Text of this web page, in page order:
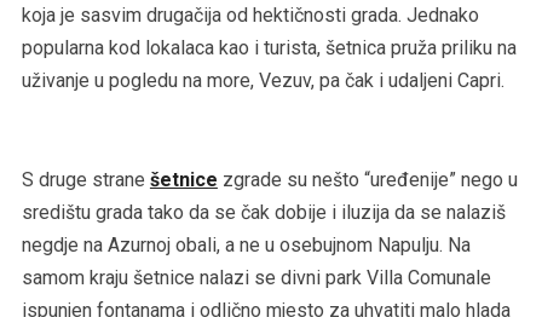
koja je sasvim drugačija od hektičnosti grada. Jednako
popularna kod lokalaca kao i turista, šetnica pruža priliku na
uživanje u pogledu na more, Vezuv, pa čak i udaljeni Capri.
S druge strane šetnice zgrade su nešto “uređenije” nego u
središtu grada tako da se čak dobije i iluzija da se nalaziš
negdje na Azurnoj obali, a ne u osebujnom Napulju. Na
samom kraju šetnice nalazi se divni park Villa Comunale
ispunjen fontanama i odlično mjesto za uhvatiti malo hlada